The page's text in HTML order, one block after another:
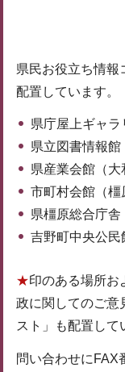
県民お役立ち情報
配置しています。
県庁屋上ギャラ
県立図書情報館
県産業会館（大
市町村会館（橿
県橿原総合庁舎
吉野町中央公民
★印のある場所お
政に関してのご意
スト」も配置して
問い合わせにFAX